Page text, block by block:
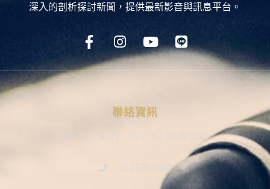
深入的剖析探討新聞，提供最新影音與訊息平台。
聯絡資訊
9：30-12：00；13：30-18：00
02-2570-5439